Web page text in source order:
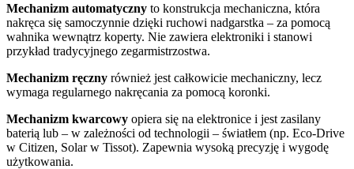
Mechanizm automatyczny to konstrukcja mechaniczna, która
nakręca się samoczynnie dzięki ruchowi nadgarstka – za pomocą
wahnika wewnątrz koperty. Nie zawiera elektroniki i stanowi
przykład tradycyjnego zegarmistrzostwa.
Mechanizm ręczny również jest całkowicie mechaniczny, lecz
wymaga regularnego nakręcania za pomocą koronki.
Mechanizm kwarcowy opiera się na elektronice i jest zasilany
baterią lub – w zależności od technologii – światłem (np. Eco-Drive
w Citizen, Solar w Tissot). Zapewnia wysoką precyzję i wygodę
użytkowania.